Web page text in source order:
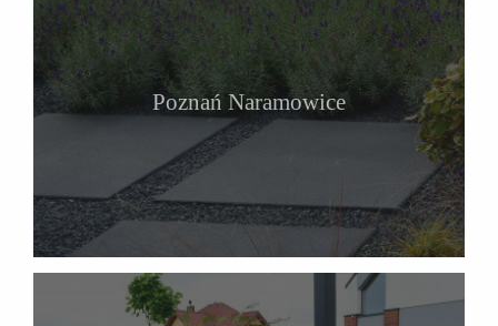
Poznań Naramowice